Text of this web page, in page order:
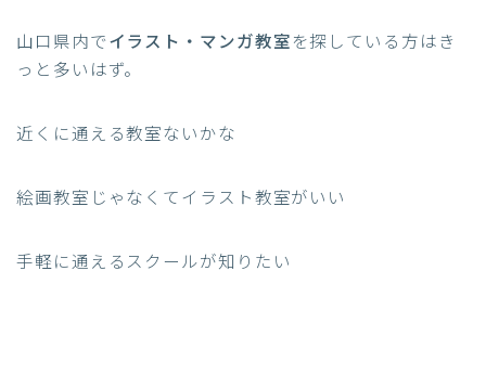
山口県内でイラスト・マンガ教室を探している方はき
っと多いはず。
近くに通える教室ないかな
絵画教室じゃなくてイラスト教室がいい
手軽に通えるスクールが知りたい